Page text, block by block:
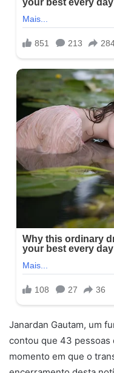
Janardan Gautam, um
contou que 43 pessoas
momento em que o